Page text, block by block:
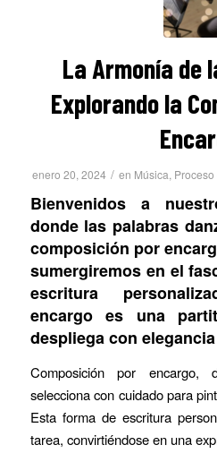
La Armonía de
Explorando la
enero 20, 2024 / en Música,
Bienvenidos a
donde las palabras
composición por
sumergiremos en el
escritura
encargo es una
despliega con
Composición por encargo,
selecciona con cuidado para
Esta forma de escritura
tarea, convirtiéndose en una